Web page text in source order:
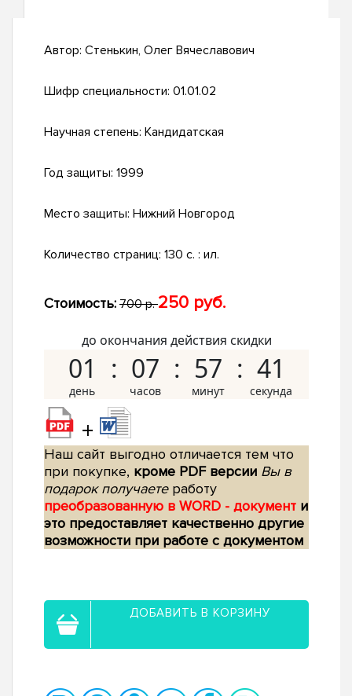
Автор: Стенькин, Олег Вячеславович
Шифр специальности: 01.01.02
Научная степень: Кандидатская
Год защиты: 1999
Место защиты: Нижний Новгород
Количество страниц: 130 с. : ил.
Стоимость: 700 р.250 руб.
до окончания действия скидки
01 07 57 41
+
Наш сайт выгодно отличается тем что
при покупке, кроме PDF версии Вы в
подарок получаетеработу
преобразованную в WORD - документ и
это предоставляет качественно другие
возможности при работе с документом
ДОБАВИТЬ В КОРЗИНУ